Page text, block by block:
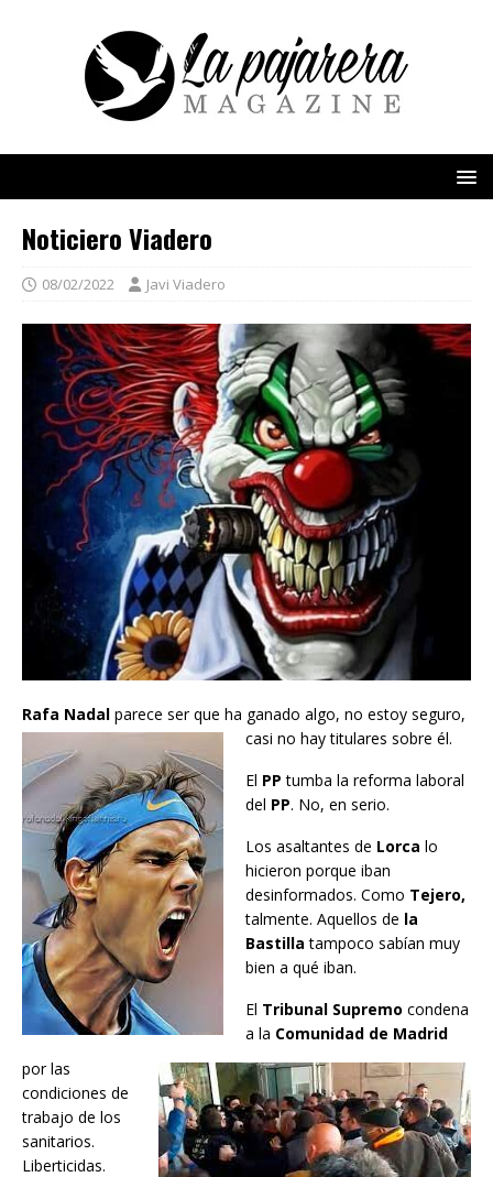
Noticiero Viadero
08/02/2022 Javi Viadero
Rafa Nadal parece ser que ha ganado algo, no estoy seguro,
casi no hay titulares sobre él.
El PP tumba la reforma laboral
del PP. No, en serio.
Los asaltantes de Lorca lo
hicieron porque iban
desinformados. Como Tejero,
talmente. Aquellos de la
Bastilla tampoco sabían muy
bien a qué iban.
El Tribunal Supremo condena
a la Comunidad de Madrid
por las
condiciones de
trabajo de los
sanitarios.
Liberticidas.